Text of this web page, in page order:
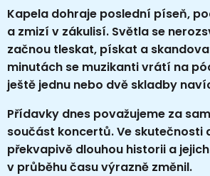
Kapela dohraje poslední píseň,
a zmizí v zákulisí. Světla se
začnou tleskat, pískat a
minutách se muzikanti vrátí na
ještě jednu nebo dvě skladby
Přídavky dnes považujeme za
součást koncertů. Ve skutečnosti
překvapivě dlouhou historii a
v průběhu času výrazně změnil.